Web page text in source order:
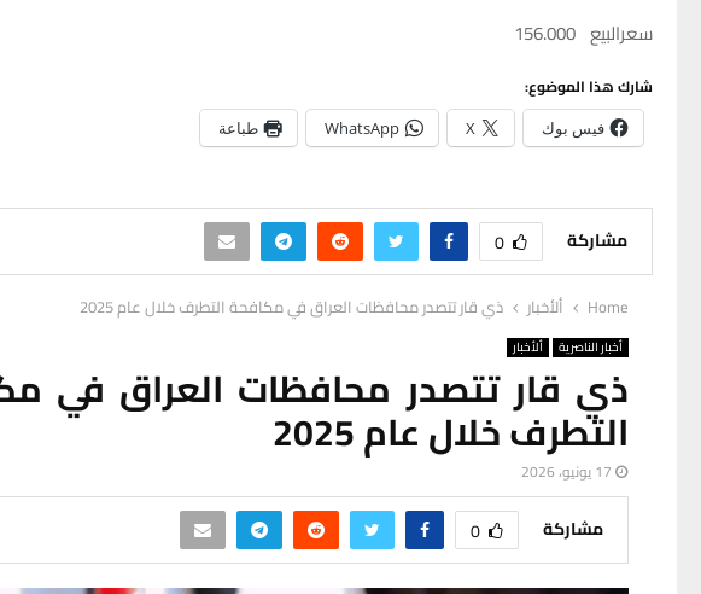
سعرالبيع 156.000
شارك هذا الموضوع:
فيس بوك X
WhatsApp طباعة
مشاركة 0
Home ألأخبار ذي قار تتصدر محافظات العراق في مكافحة التطرف خلال عام 2025
أخبار الناصرية ألأخبار
ذي قار تتصدر محافظات العراق في
التطرف خلال عام 2025
17 يونيو، 2026
مشاركة 0